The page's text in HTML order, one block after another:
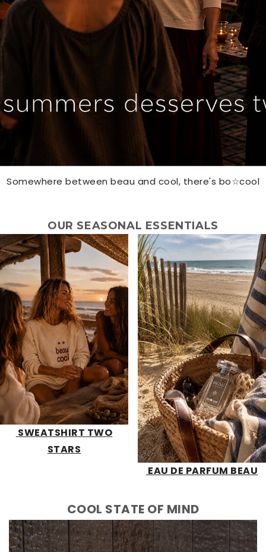
Somewhere between beau and cool, there's bo☆cool
OUR SEASONAL ESSENTIALS
SWEATSHIRT TWO
STARS
EAU DE PARFUM BEAU
COOL STATE OF MIND